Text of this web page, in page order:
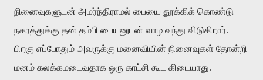
நினைவுகளுடன் அமர்ந்திராமல் பையை தூக்கிக் கொண்டு
நகரத்துக்கு தன் தம்பி பையனுடன் வாழ வந்து விடுகிறார்.
பிறகு எப்போதும் அவருக்கு மனைவியின் நினைவுகள் தோன்றி
மனம் கலக்கமடைவதாக ஒரு காட்சி கூட கிடையாது.